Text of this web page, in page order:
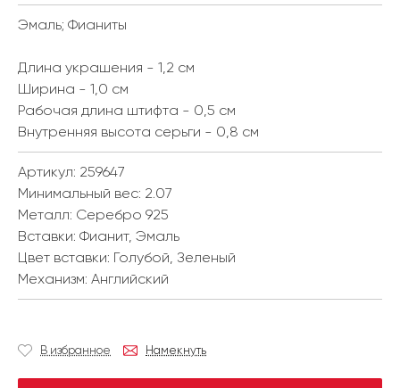
Эмаль; Фианиты
Длина украшения - 1,2 см
Ширина - 1,0 см
Рабочая длина штифта - 0,5 см
Внутренняя высота серьги - 0,8 см
Артикул: 259647
Минимальный вес: 2.07
Металл: Серебро 925
Вставки: Фианит, Эмаль
Цвет вставки: Голубой, Зеленый
Механизм: Английский
В избранное Намекнуть